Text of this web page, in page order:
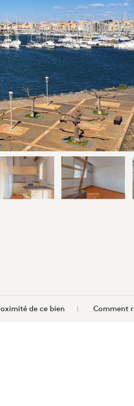
de ce bien Comment